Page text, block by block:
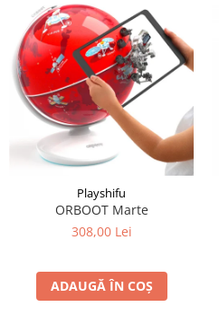
Playshifu
ORBOOT Marte
308,00 Lei
ADAUGĂ ÎN COȘ